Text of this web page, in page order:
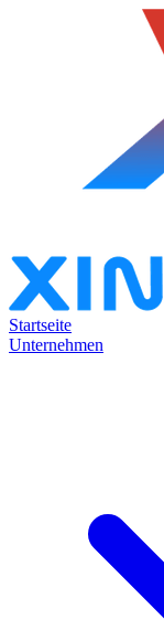
Startseite
Unternehmen